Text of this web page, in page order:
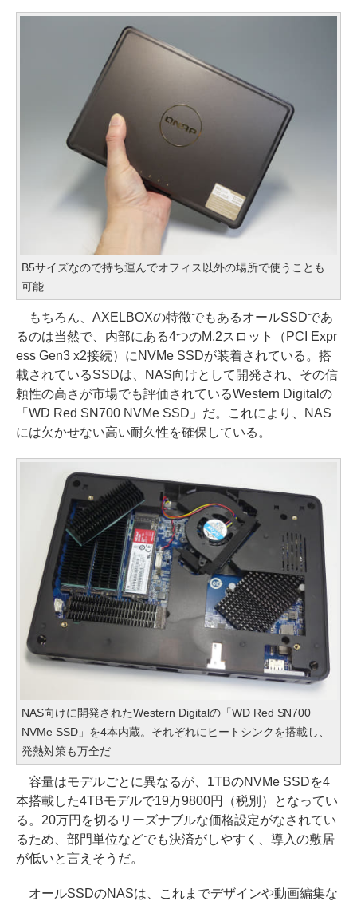
B5サイズなので持ち運んでオフィス以外の場所で使うことも
可能
もちろん、AXELBOXの特徴でもあるオールSSDであ
るのは当然で、内部にある4つのM.2スロット（PCI Expr
ess Gen3 x2接続）にNVMe SSDが装着されている。搭
載されているSSDは、NAS向けとして開発され、その信
頼性の高さが市場でも評価されているWestern Digitalの
「WD Red SN700 NVMe SSD」だ。これにより、NAS
には欠かせない高い耐久性を確保している。
NAS向けに開発されたWestern Digitalの「WD Red SN700
NVMe SSD」を4本内蔵。それぞれにヒートシンクを搭載し、
発熱対策も万全だ
容量はモデルごとに異なるが、1TBのNVMe SSDを4
本搭載した4TBモデルで19万9800円（税別）となってい
る。20万円を切るリーズナブルな価格設定がなされてい
るため、部門単位などでも決済がしやすく、導入の敷居
が低いと言えそうだ。
オールSSDのNASは、これまでデザインや動画編集な